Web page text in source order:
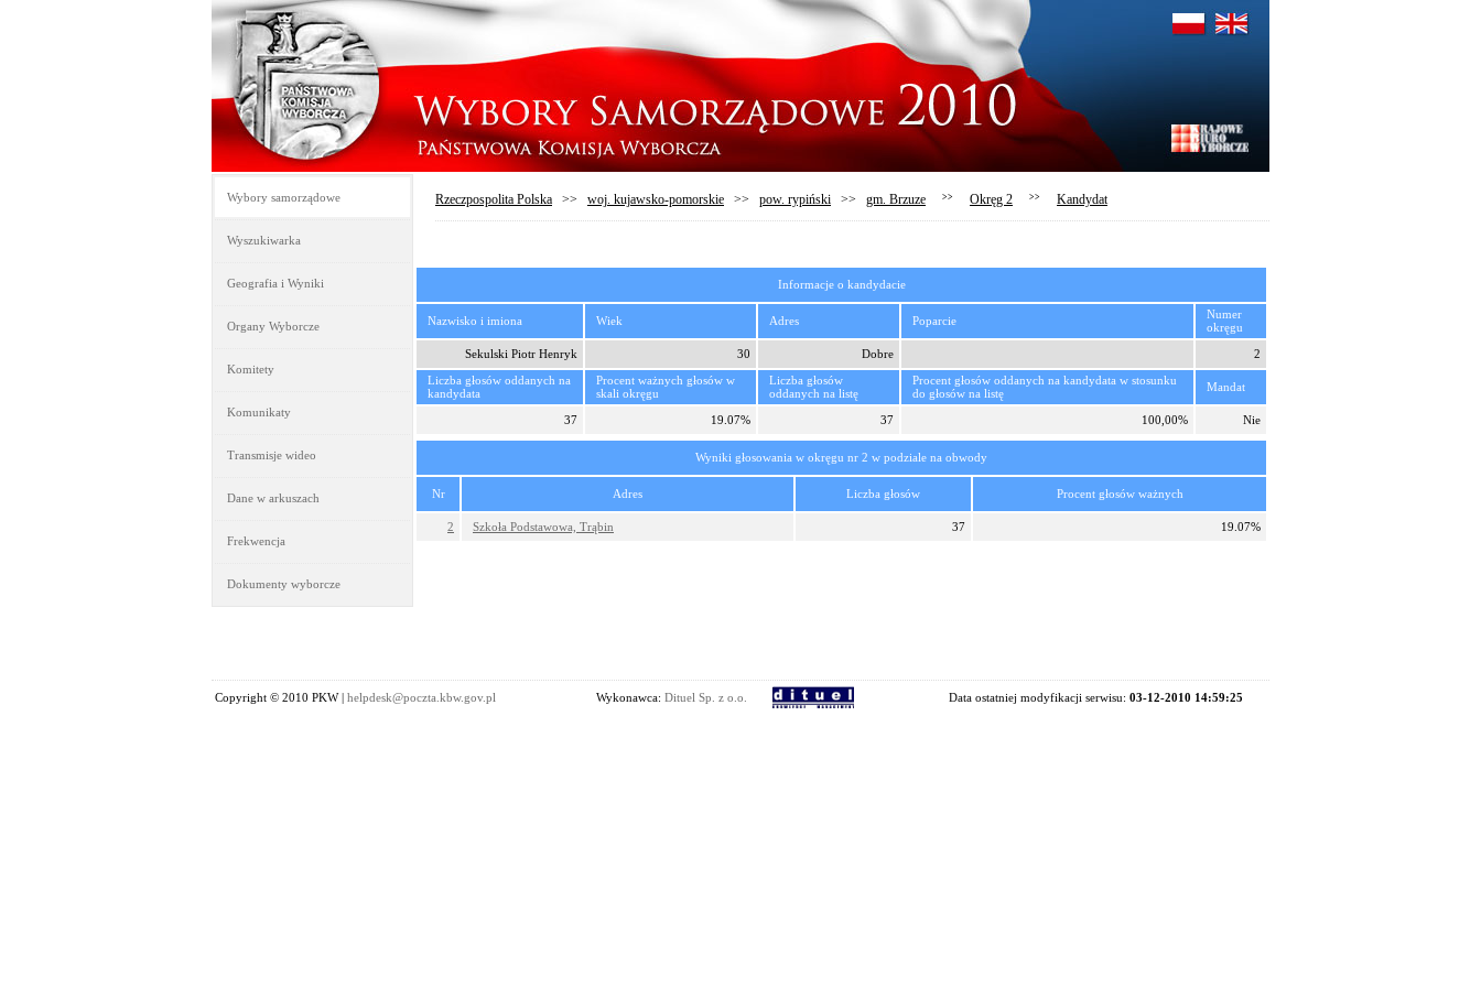
Wybory samorządowe
Wyszukiwarka
Geografia i Wyniki
Organy Wyborcze
Komitety
Komunikaty
Transmisje wideo
Dane w arkuszach
Frekwencja
Dokumenty wyborcze
Rzeczpospolita Polska >> woj. kujawsko-pomorskie >> pow. rypiński >> gm. Brzuze >> Okręg 2 >> Kandydat
Informacje o kandydacie
Nazwisko i imiona Wiek Adres Poparcie
Numer
okręgu
Sekulski Piotr Henryk
30 Dobre
2
Liczba głosów oddanych na
kandydata
Procent ważnych głosów w
skali okręgu
Liczba głosów
oddanych na listę
Procent głosów oddanych na kandydata w stosunku
do głosów na listę
Mandat
37 19.07% 37 100,00% Nie
Wyniki głosowania w okręgu nr 2 w podziale na obwody
Nr Adres Liczba głosów Procent głosów ważnych
2 Szkoła Podstawowa, Trąbin 37 19.07%
Copyright © 2010 PKW | helpdesk@poczta.kbw.gov.pl Wykonawca: Dituel Sp. z o.o. Data ostatniej modyfikacji serwisu: 03-12-2010 14:59:25